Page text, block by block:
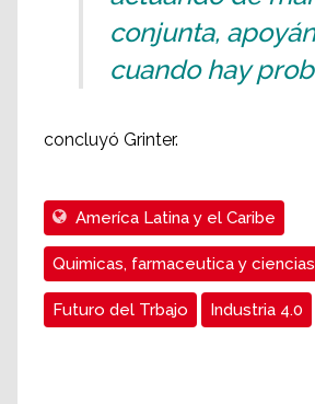
conjunta,
cuando hay
concluyó Grinter.
Ameríca Latina y el Caribe
Quimicas, farmaceutica y
Futuro del Trbajo Industria 4.0